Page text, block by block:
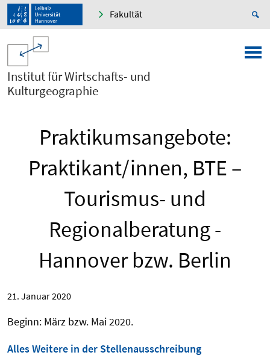
Fakultät
Institut für Wirtschafts- und
Kulturgeographie
Praktikumsangebote:
Praktikant/innen, BTE –
Tourismus- und
Regionalberatung -
Hannover bzw. Berlin
21. Januar 2020
Beginn: März bzw. Mai 2020.
Alles Weitere in der Stellenausschreibung